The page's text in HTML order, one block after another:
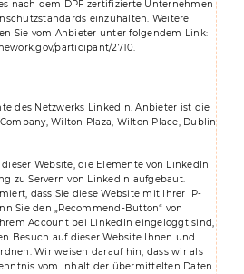
nach dem DPF zertifizierte Unternehmen
einzuhalten. Weitere
Sie vom Anbieter unter folgendem Link:
participant/2710.
des Netzwerks LinkedIn. Anbieter ist die
Wilton Plaza, Wilton Place, Dublin
Website, die Elemente von LinkedIn
zu Servern von LinkedIn aufgebaut.
dass Sie diese Website mit Ihrer IP-
Sie den „Recommend-Button“ von
Account bei LinkedIn eingeloggt sind,
Besuch auf dieser Website Ihnen und
Wir weisen darauf hin, dass wir als
vom Inhalt der übermittelten Daten